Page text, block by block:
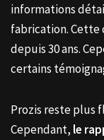
informations
fabrication. Cette
depuis 30 ans.
certains
Prozis reste plus
Cependant, le